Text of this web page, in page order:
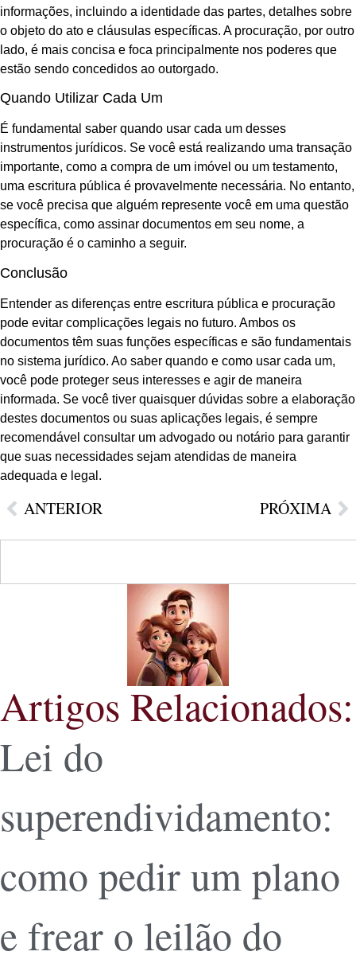
informações, incluindo a identidade das partes, detalhes sobre
o objeto do ato e cláusulas específicas. A procuração, por outro
lado, é mais concisa e foca principalmente nos poderes que
estão sendo concedidos ao outorgado.
Quando Utilizar Cada Um
É fundamental saber quando usar cada um desses
instrumentos jurídicos. Se você está realizando uma transação
importante, como a compra de um imóvel ou um testamento,
uma escritura pública é provavelmente necessária. No entanto,
se você precisa que alguém represente você em uma questão
específica, como assinar documentos em seu nome, a
procuração é o caminho a seguir.
Conclusão
Entender as diferenças entre escritura pública e procuração
pode evitar complicações legais no futuro. Ambos os
documentos têm suas funções específicas e são fundamentais
no sistema jurídico. Ao saber quando e como usar cada um,
você pode proteger seus interesses e agir de maneira
informada. Se você tiver quaisquer dúvidas sobre a elaboração
destes documentos ou suas aplicações legais, é sempre
recomendável consultar um advogado ou notário para garantir
que suas necessidades sejam atendidas de maneira
adequada e legal.
ANTERIOR PRÓXIMA
Artigos Relacionados:
Lei do
superendividamento:
como pedir um plano
e frear o leilão do